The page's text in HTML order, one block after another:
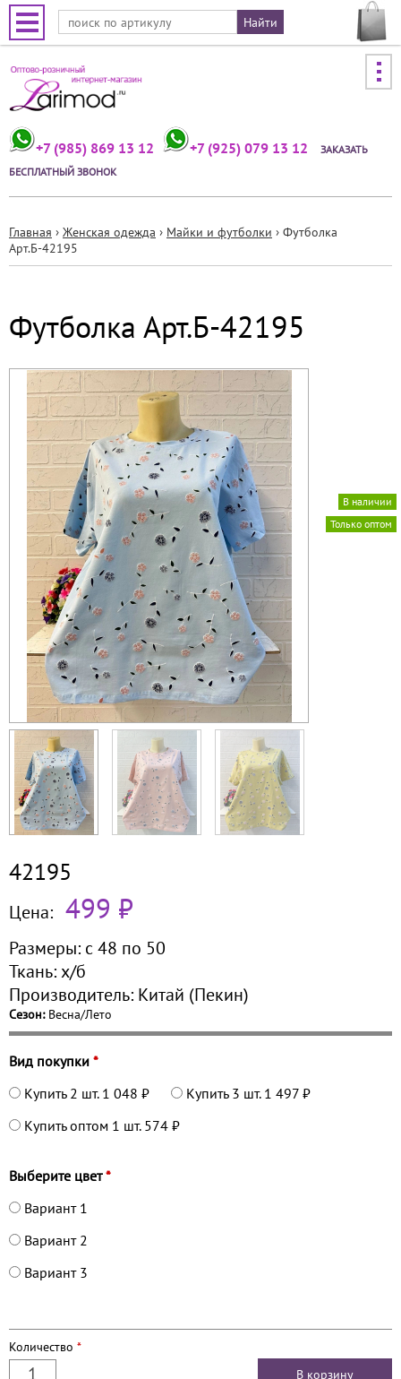
Jump to navigation
+7 (985) 869 13 12 +7 (925) 079 13 12
ЗАКАЗАТЬ
БЕСПЛАТНЫЙ ЗВОНОК
Вы
Главная › Женская одежда › Майки и футболки › Футболка
Арт.Б-42195
Футболка Арт.Б-42195
Только оптом
В наличии
42195
Цена: 499 ₽
Размеры: с 48 по 50
Ткань:х/б
Производитель: Китай (Пекин)
Сезон: Весна/Лето
Вид покупки *
Купить 2 шт. 1 048 ₽ Купить 3 шт. 1 497 ₽
Купить оптом 1 шт. 574 ₽
Выберите цвет*
Вариант 1
Вариант 2
Вариант 3
Количество *